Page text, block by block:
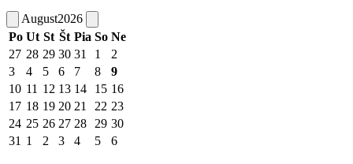
August2026
Po Ut St Št Pia So Ne
27 28 29 30 31 1
2
3
4 5 6 7 8
9
10 11 12 13 14 15 16
17 18 19 20 21 22 23
24 25 26 27 28 29 30
31 1 2 3 4 5 6